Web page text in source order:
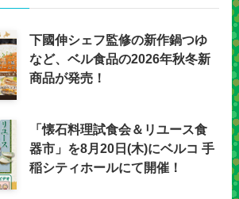
下國伸シェフ監修の新作鍋つゆ
など、ベル食品の2026年秋冬新
商品が発売！
「懐石料理試食会＆リユース食
器市」を8月20日(木)にベルコ 手
稲シティホールにて開催！